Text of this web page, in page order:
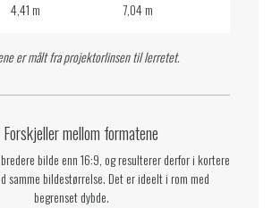
4,41 m 7,04 m
er målt fra projektorlinsen til lerretet.
mellom formatene
bilde enn 16:9, og resulterer derfor i kortere
samme bildestørrelse. Det er ideelt i rom med
begrenset dybde.